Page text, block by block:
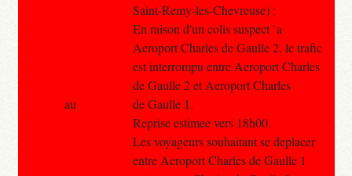
Saint-Remy-les-Chevreuse) :
En raison d'un colis suspect `a
Aeroport Charles de Gaulle 2, le trafic
est interrompu entre Aeroport Charles
de Gaulle 2 et Aeroport Charles
de Gaulle 1.
Reprise estimee vers 18h00.
Les voyageurs souhaitant se deplacer
entre Aeroport Charles de Gaulle 1
au